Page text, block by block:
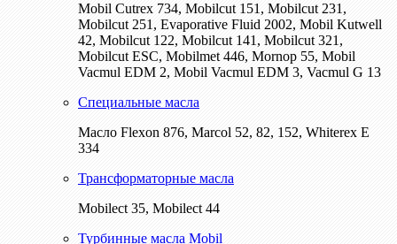
Mobil Cutrex 734, Mobilcut 151, Mobilcut 231,
Mobilcut 251, Evaporative Fluid 2002, Mobil Kutwell
42, Mobilcut 122, Mobilcut 141, Mobilcut 321,
Mobilcut ESC, Mobilmet 446, Mornop 55, Mobil
Vacmul EDM 2, Mobil Vacmul EDM 3, Vacmul G 13
Специальные масла
Масло Flexon 876, Marcol 52, 82, 152, Whiterex E
334
Трансформаторные масла
Mobilect 35, Mobilect 44
Турбинные масла Mobil